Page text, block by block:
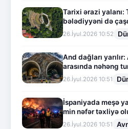
Tarixi ərazi
bələdiyyəni də
26.İyul.2026 10:52
And dağları
arasında nəhəng
26.İyul.2026 10:51
İspaniyada meşə
min nəfər təxliyə
26.İyul.2026 10:51